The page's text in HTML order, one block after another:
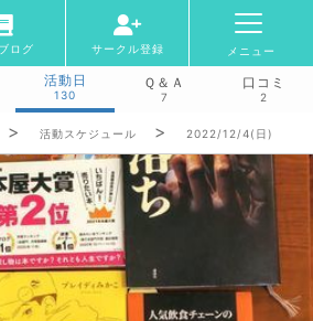
ログ サークル登録 メニュー
活動日
130
Ｑ＆Ａ
7
口コミ
2
活動スケジュール 2022/12/4(日)